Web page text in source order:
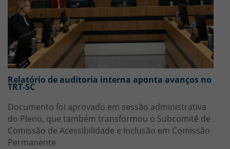
Relatório de auditoria interna aponta avanços no
TRT-SC
Documento foi aprovado em sessão administrativa
do Pleno, que também transformou o Subcomitê de
Comissão de Acessibilidade e Inclusão em Comissão
Permanente